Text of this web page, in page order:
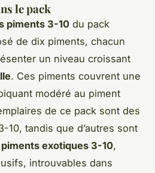
le pack
piments 3-10 du pack
de dix piments, chacun
un niveau croissant
. Ces piments couvrent une
modéré au piment
de ce pack sont des
10, tandis que d’autres sont
exotiques 3-10,
introuvables dans